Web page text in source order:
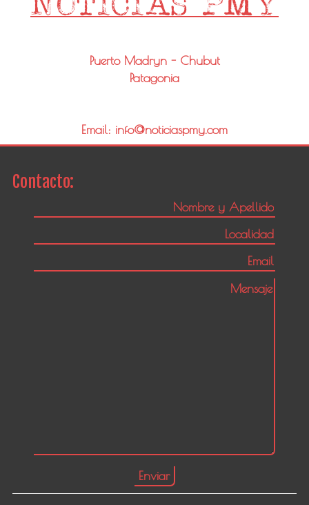
Puerto Madryn - Chubut
Patagonia
Email: info@noticiaspmy.com
Contacto: